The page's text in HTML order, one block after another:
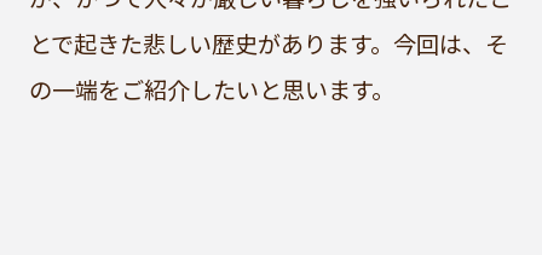
とで起きた悲しい歴史があります。今回は、そ
の一端をご紹介したいと思います。